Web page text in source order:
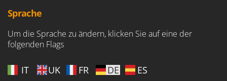
Sprache
Um die Sprache zu ändern, klicken Sie auf eine der
folgenden Flags
IT UK FR DE ES